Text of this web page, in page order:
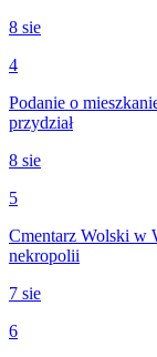
8 sie
4
Podanie o
przydział
8 sie
5
Cmentarz Wolski w
nekropolii
7 sie
6